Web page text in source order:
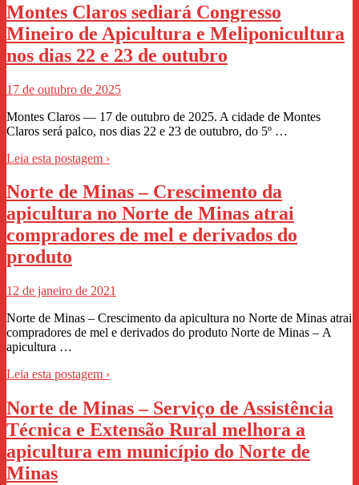
Montes Claros sediará Congresso
Mineiro de Apicultura e Meliponicultura
nos dias 22 e 23 de outubro
17 de outubro de 2025
Montes Claros — 17 de outubro de 2025. A cidade de Montes
Claros será palco, nos dias 22 e 23 de outubro, do 5º …
Leia esta postagem ›
Norte de Minas – Crescimento da
apicultura no Norte de Minas atrai
compradores de mel e derivados do
produto
12 de janeiro de 2021
Norte de Minas – Crescimento da apicultura no Norte de Minas atrai
compradores de mel e derivados do produto Norte de Minas – A
apicultura …
Leia esta postagem ›
Norte de Minas – Serviço de Assistência
Técnica e Extensão Rural melhora a
apicultura em município do Norte de
Minas